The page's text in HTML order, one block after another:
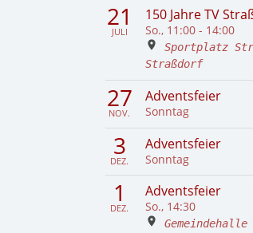
21
JULI
150 Jahre TV
So., 11:00 - 14:00
Sportplatz
Straßdorf
27
NOV.
Adventsfeier
Sonntag
3
DEZ.
Adventsfeier
Sonntag
1
DEZ.
Adventsfeier
So., 14:30